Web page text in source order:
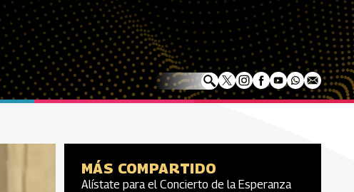
MÁS COMPARTIDO
Alístate para el Concierto de la Esperanza